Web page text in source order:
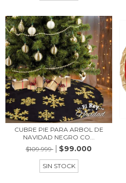
CUBRE PIE PARA ARBOL DE
NAVIDAD NEGRO CO...
$109.999
$99.000
SIN STOCK